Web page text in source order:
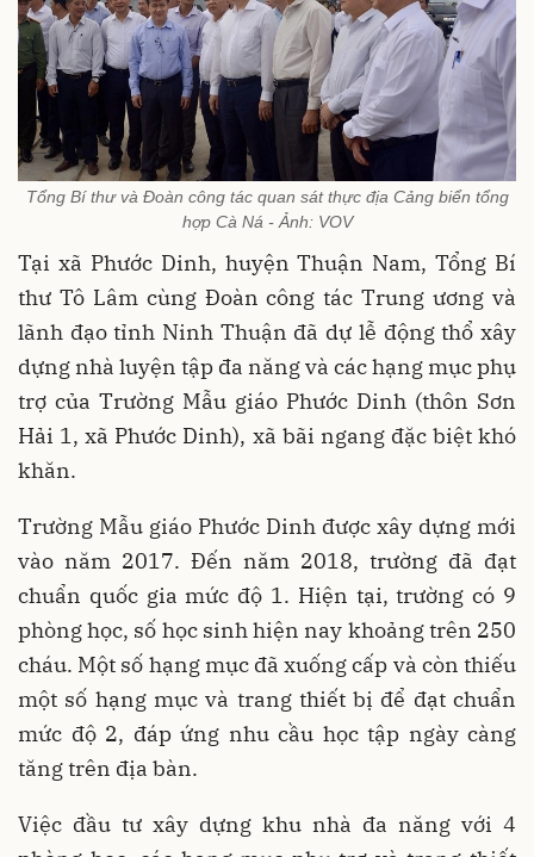
Tổng Bí thư và Đoàn công tác quan sát thực địa Cảng biển tổng
hợp Cà Ná - Ảnh: VOV
Tại xã Phước Dinh, huyện Thuận Nam, Tổng Bí
thư Tô Lâm cùng Đoàn công tác Trung ương và
lãnh đạo tỉnh Ninh Thuận đã dự lễ động thổ xây
dựng nhà luyện tập đa năng và các hạng mục phụ
trợ của Trường Mẫu giáo Phước Dinh (thôn Sơn
Hải 1, xã Phước Dinh), xã bãi ngang đặc biệt khó
khăn.
Trường Mẫu giáo Phước Dinh được xây dựng mới
vào năm 2017. Đến năm 2018, trường đã đạt
chuẩn quốc gia mức độ 1. Hiện tại, trường có 9
phòng học, số học sinh hiện nay khoảng trên 250
cháu. Một số hạng mục đã xuống cấp và còn thiếu
một số hạng mục và trang thiết bị để đạt chuẩn
mức độ 2, đáp ứng nhu cầu học tập ngày càng
tăng trên địa bàn.
Việc đầu tư xây dựng khu nhà đa năng với 4